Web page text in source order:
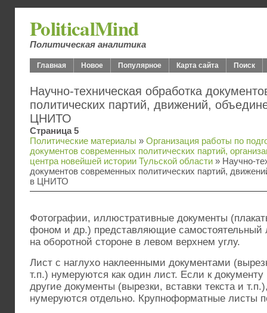
PoliticalMind
Политическая аналитика
Главная Новое Популярное Карта сайта Поиск
Научно-техническая обработка
политических партий, движений,
ЦНИТО
Страница 5
Политические материалы » Организация работы по
документов современных политических партий,
центра новейшей истории Тульской области » Научно-
документов современных политических партий,
в ЦНИТО
Фотографии, иллюстративные документы
фоном и др.) представляющие самостоятельный
на оборотной стороне в левом верхнем углу.
Лист с наглухо наклеенными документами
т.п.) нумеруются как один лист. Если к
другие документы (вырезки, вставки текста и
нуме­руются отдельно. Крупноформатные листы